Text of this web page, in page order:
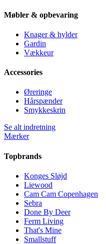
Møbler & opbevaring
Knager & hylder
Gardin
Vækkeur
Accessories
Øreringe
Hårspænder
Smykkeskrin
Se alt indretning
Mærker
Topbrands
Konges Sløjd
Liewood
Cam Cam Copenhagen
Sebra
Done By Deer
Ferm Living
That's Mine
Smallstuff